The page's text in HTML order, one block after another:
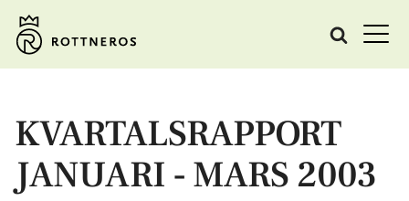
KVARTALSRAPPORT
JANUARI - MARS 2003